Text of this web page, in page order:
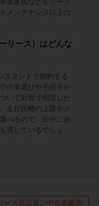
メンテナンス以上の
リース）はどんな
スタンドで契約する
の車選びや手続きが
いて対面で相談した
走行距離の上限やメ
べるので、自分に合
適しているでしょ
ース店店長／中古車販売